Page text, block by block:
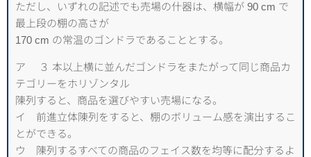
ただし、いずれの記述でも売場の什器は、横幅が 90 cm で
最上段の棚の高さが
170 cm の常温のゴンドラであることとする。
ア ３ 本以上横に並んだゴンドラをまたがって同じ商品カ
テゴリーをホリゾンタル
陳列すると、商品を選びやすい売場になる。
イ 前進立体陳列をすると、棚のボリューム感を演出するこ
とができる。
ウ 陳列するすべての商品のフェイス数を均等に配分するよ